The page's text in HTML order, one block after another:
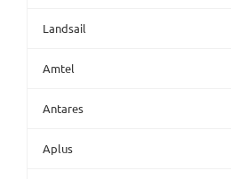
Landsail
Amtel
Antares
Aplus